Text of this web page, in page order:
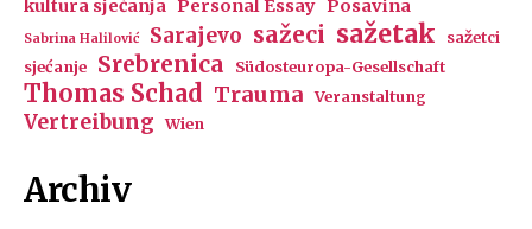
kultura sjećanja Personal Essay Posavina
Sabrina Halilović Sarajevo sažeci sažetak
sažetci
sjećanje
Srebrenica Südosteuropa-Gesellschaft
Thomas Schad Trauma Veranstaltung
Vertreibung Wien
Archiv